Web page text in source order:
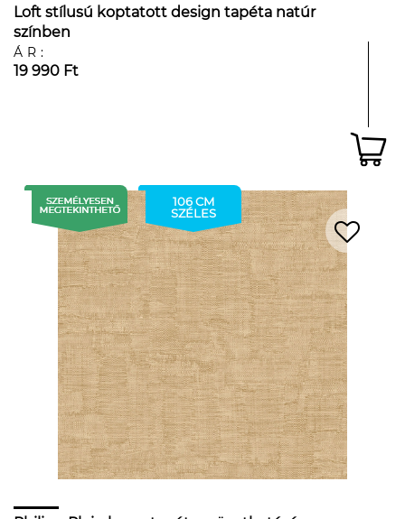
Loft stílusú koptatott design tapéta natúr
színben
ÁR:
19 990 Ft
106 CM
SZÉLES